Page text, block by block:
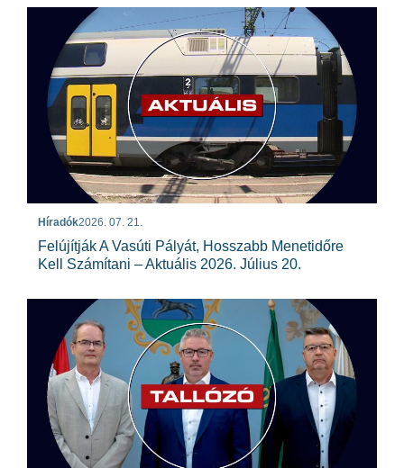
Híradók2026. 07. 21.
Felújítják A Vasúti Pályát, Hosszabb Menetidőre
Kell Számítani – Aktuális 2026. Július 20.